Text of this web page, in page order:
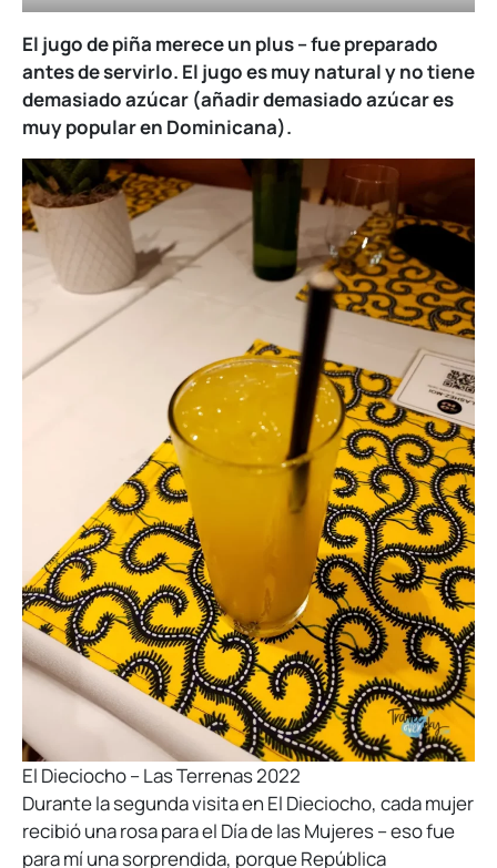
El jugo de piña merece un plus – fue preparado
antes de servirlo. El jugo es muy natural y no tiene
demasiado azúcar (añadir demasiado azúcar es
muy popular en Dominicana).
El Dieciocho – Las Terrenas 2022
Durante la segunda visita en El Dieciocho, cada mujer
recibió una rosa para el Día de las Mujeres – eso fue
para mí una sorprendida, porque República